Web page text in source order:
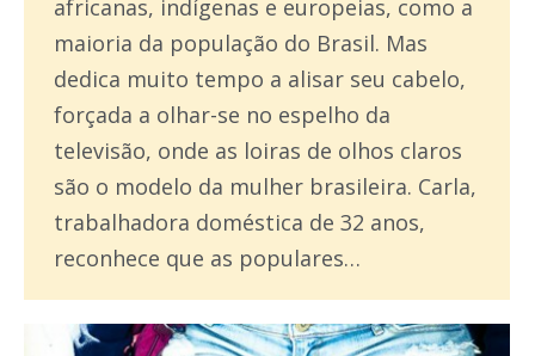
africanas, indígenas e europeias, como a
maioria da população do Brasil. Mas
dedica muito tempo a alisar seu cabelo,
forçada a olhar-se no espelho da
televisão, onde as loiras de olhos claros
são o modelo da mulher brasileira. Carla,
trabalhadora doméstica de 32 anos,
reconhece que as populares…